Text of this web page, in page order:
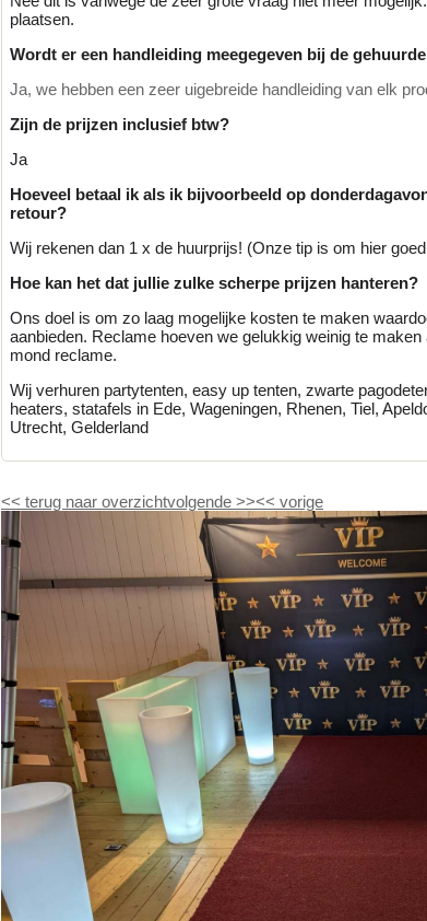
plaatsen.
Wordt er een handleiding meegegeven bij de
Ja, we hebben een zeer uigebreide handleiding van elk
Zijn de prijzen inclusief btw?
Ja
Hoeveel betaal ik als ik bijvoorbeeld op
retour?
Wij rekenen dan 1 x de huurprijs! (Onze tip is om hier
Hoe kan het dat jullie zulke scherpe prijzen hanteren?
Ons doel is om zo laag mogelijke kosten te maken
aanbieden. Reclame hoeven we gelukkig weinig te
mond reclame.
Wij verhuren partytenten, easy up tenten, zwarte
heaters, statafels in Ede, Wageningen, Rhenen, Tiel,
Utrecht, Gelderland
<< terug naar overzichtvolgende >><< vorige